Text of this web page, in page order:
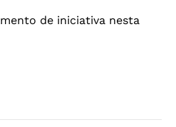
de iniciativa nesta